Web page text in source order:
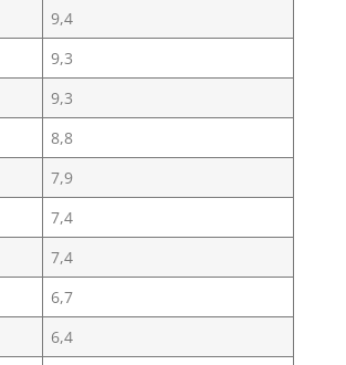
9,4
9,3
9,3
8,8
7,9
7,4
7,4
6,7
6,4